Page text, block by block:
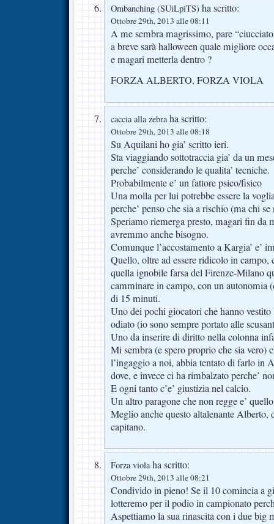
Ombanching (SUiLpiTS) ha scritto:
Ottobre 29th, 2013 alle 08:11
A me sembra magrissimo, pare
a breve sarà halloween quale migliore
e magari metterla dentro ?
FORZA ALBERTO, FORZA VIOLA
caccia alla zebraha scritto:
Ottobre 29th, 2013 alle 08:18
Su Aquilani ho gia’ scritto ieri.
Sta viaggiando sottotraccia gia’ da un
perche’ considerando le qualita’ tecniche.
Probabilmente e’ un fattore psico/fisico
Una molla per lui potrebbe essere la
perche’ penso che sia a rischio (ma chi
Speriamo riemerga presto, magari fin da
avremmo anche bisogno.
Comunque l’accostamento a Kargia’ e’
Quello, oltre ad essere ridicolo in campo,
quella ignobile farsa del Firenze-Milano
camminare in campo, con un autonomia
di 15 minuti.
Uno dei pochi giocatori che hanno
odiato (io sono sempre portato alle
Uno da inserire di diritto nella colonna
Mi sembra (e spero proprio che sia vero)
l’ingaggio a noi, abbia tentato di farlo in
dove, e invece ci ha rimbalzato perche’
E ogni tanto c’e’ giustizia nel calcio.
Un altro paragone che non regge e’
Meglio anche questo altalenante Alberto,
capitano.
Forza violaha scritto:
Ottobre 29th, 2013 alle 08:21
Condivido in pieno! Se il 10 comincia a
lotteremo per il podio in campionato
Aspettiamo la sua rinascita con i due big